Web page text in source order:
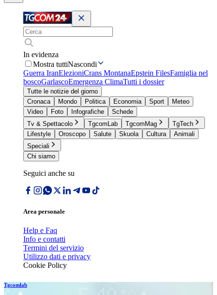
In evidenza
Mostra tuttiNascondi
Guerra IranElezioniCrans MontanaEpstein FilesFamiglia nel
boscoGarlascoEmergenza ClimaTutti i dossier
Tutte le notizie del giorno
Cronaca
Mondo Politica Economia Sport
Meteo
Video
Foto Infografiche
Schede
Tv & Spettacolo
TgcomLab TgcomMag
TgTech
Lifestyle
Oroscopo Salute Skuola Cultura
Animali
Speciali
Chi siamo
Seguici anche su
Area personale
Help e Faq
Info e contatti
Termini del servizio
Utilizzo dati e privacy
Cookie Policy
Tgcomlab